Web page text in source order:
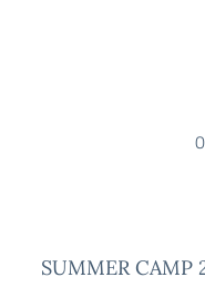
0
SUMMER